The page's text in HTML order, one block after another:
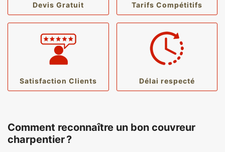
Devis Gratuit Tarifs Compétitifs
Satisfaction Clients Délai respecté
Comment reconnaître un bon couvreur
charpentier ?